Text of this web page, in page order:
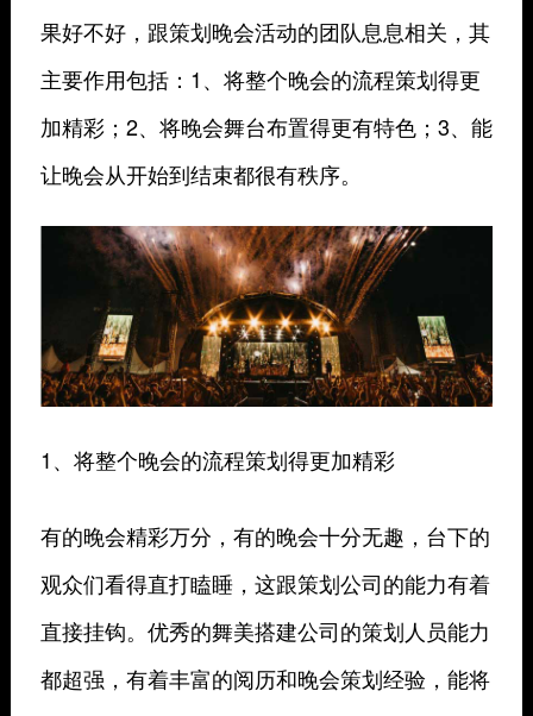
果好不好，跟策划晚会活动的团队息息相关，其
主要作用包括：1、将整个晚会的流程策划得更
加精彩；2、将晚会舞台布置得更有特色；3、能
让晚会从开始到结束都很有秩序。
1、将整个晚会的流程策划得更加精彩
有的晚会精彩万分，有的晚会十分无趣，台下的
观众们看得直打瞌睡，这跟策划公司的能力有着
直接挂钩。优秀的舞美搭建公司的策划人员能力
都超强，有着丰富的阅历和晚会策划经验，能将